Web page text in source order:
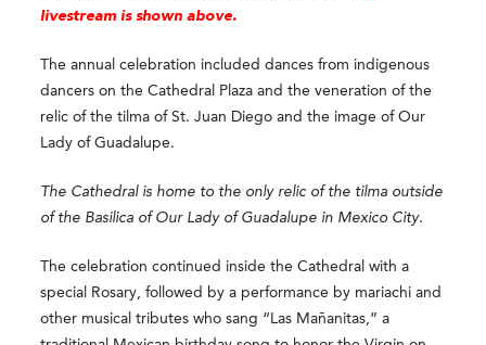
livestream is shown above.
The annual celebration included dances from indigenous
dancers on the Cathedral Plaza and the veneration of the
relic of the tilma of St. Juan Diego and the image of Our
Lady of Guadalupe.
The Cathedral is home to the only relic of the tilma outside
of the Basilica of Our Lady of Guadalupe in Mexico City.
The celebration continued inside the Cathedral with a
special Rosary, followed by a performance by mariachi and
other musical tributes who sang “Las Mañanitas,” a